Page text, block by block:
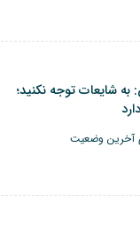
شایعات توجه نکنید؛
آخرین وضعیت